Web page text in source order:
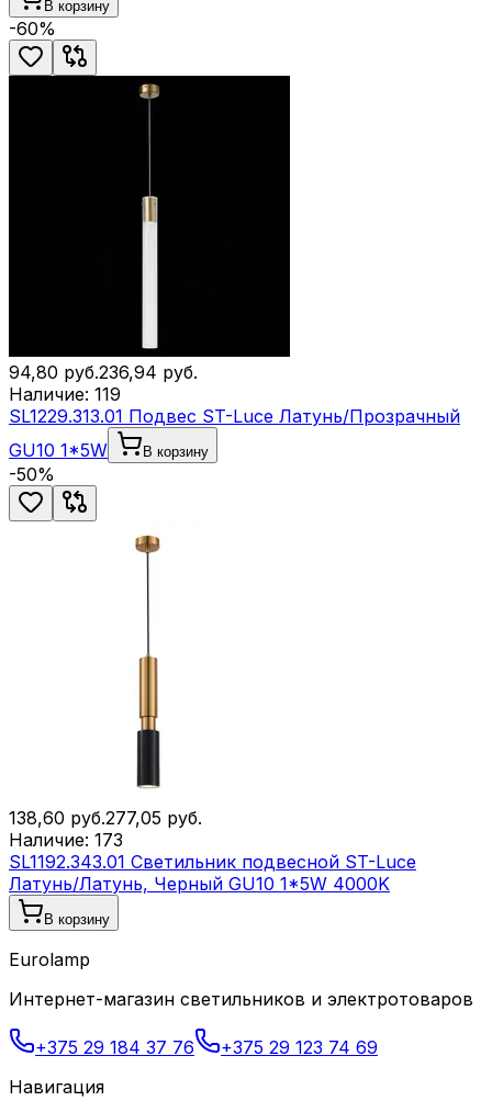
В корзину
-60%
94,80 руб.236,94 руб.
Наличие: 119
SL1229.313.01 Подвес ST-Luce Латунь/Прозрачный
GU10 1*5W
В корзину
-50%
138,60 руб.277,05 руб.
Наличие: 173
SL1192.343.01 Светильник подвесной ST-Luce
Латунь/Латунь, Черный GU10 1*5W 4000K
В корзину
Eurolamp
Интернет-магазин светильников и электротоваров
+375 29 184 37 76
+375 29 123 74 69
Навигация